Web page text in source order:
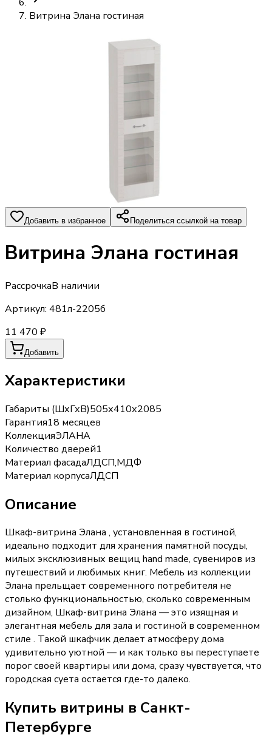
Витрина Элана гостиная
Добавить в избранное Поделиться ссылкой на товар
Витрина Элана гостиная
РассрочкаВ наличии
Артикул: 481л-2205б
11 470 ₽
Добавить
Характеристики
Габариты (ШхГхВ)505х410х2085
Гарантия18 месяцев
КоллекцияЭЛАНА
Количество дверей1
Материал фасадаЛДСП,МДФ
Материал корпусаЛДСП
Описание
Шкаф-витрина Элана , установленная в гостиной,
идеально подходит для хранения памятной посуды,
милых эксклюзивных вещиц hand made, сувениров из
путешествий и любимых книг. Мебель из коллекции
Элана прельщает современного потребителя не
столько функциональностью, сколько современным
дизайном, Шкаф-витрина Элана — это изящная и
элегантная мебель для зала и гостиной в современном
стиле . Такой шкафчик делает атмосферу дома
удивительно уютной — и как только вы переступаете
порог своей квартиры или дома, сразу чувствуется, что
городская суета остается где-то далеко.
Купить витрины в Санкт-
Петербурге